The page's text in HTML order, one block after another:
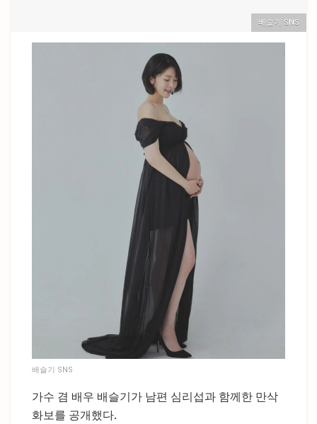
배슬기 SNS
배슬기 SNS
가수 겸 배우 배슬기가 남편 심리섭과 함께한 만삭
화보를 공개했다.